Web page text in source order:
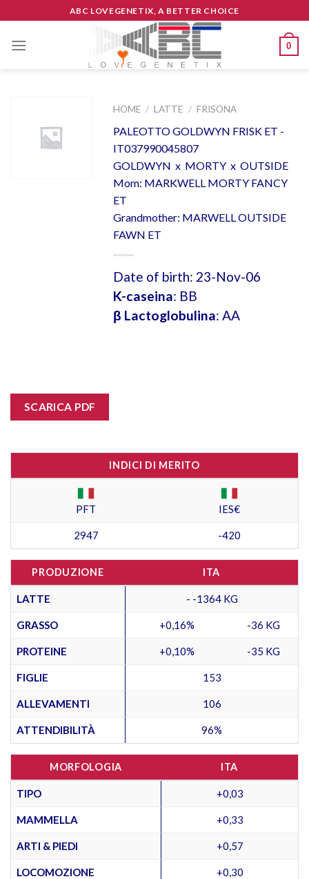
to
content
ABC LOVEGENETIX, A BETTER CHOICE
0
HOME / LATTE / FRISONA
PALEOTTO GOLDWYN FRISK ET -
IT037990045807
GOLDWYN x MORTY x OUTSIDE
Mom: MARKWELL MORTY FANCY
ET
Grandmother: MARWELL OUTSIDE
FAWN ET
Date of birth: 23-Nov-06
K-caseina: BB
β Lactoglobulina: AA
SCARICA PDF
INDICI DI MERITO
PFT IES€
2947 -420
PRODUZIONE ITA
LATTE - -1364 KG
GRASSO +0,16% -36 KG
PROTEINE +0,10% -35 KG
FIGLIE 153
ALLEVAMENTI 106
ATTENDIBILITÀ 96%
MORFOLOGIA ITA
TIPO +0,03
MAMMELLA +0,33
ARTI & PIEDI +0,57
LOCOMOZIONE +0,30